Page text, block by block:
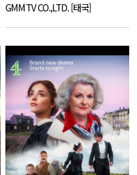
GMMTV CO.,LTD. [태국]